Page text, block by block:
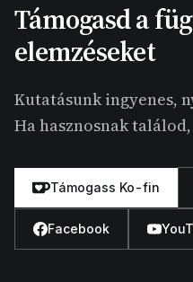
Támogasd a
elemzéseket
Kutatásunk ingyenes,
Ha hasznosnak
Támogass Ko-fin
Facebook